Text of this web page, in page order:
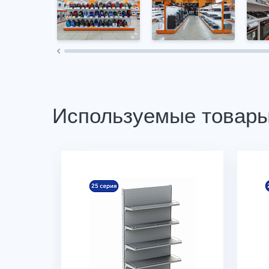
Используемые